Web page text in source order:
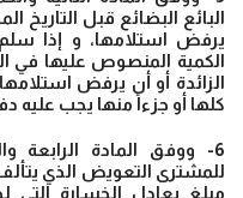
البائع البضائع قبل التاريخ
يرفض استلامها، و إذا
الكمية المنصوص عليها في
الزائدة أو أن يرفض
كلها أو جزءاً منها يجب عليه
6- ووفق المادة الرابعة
للمشترى التعويض الذي
مبلغ يعادل الخسارة